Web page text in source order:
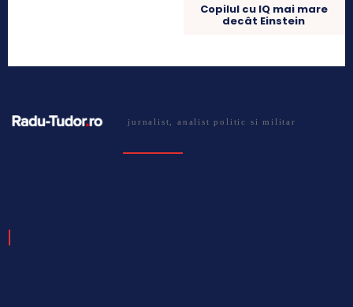
Copilul cu IQ mai mare
decât Einstein
jurnalist, analist politic si militar